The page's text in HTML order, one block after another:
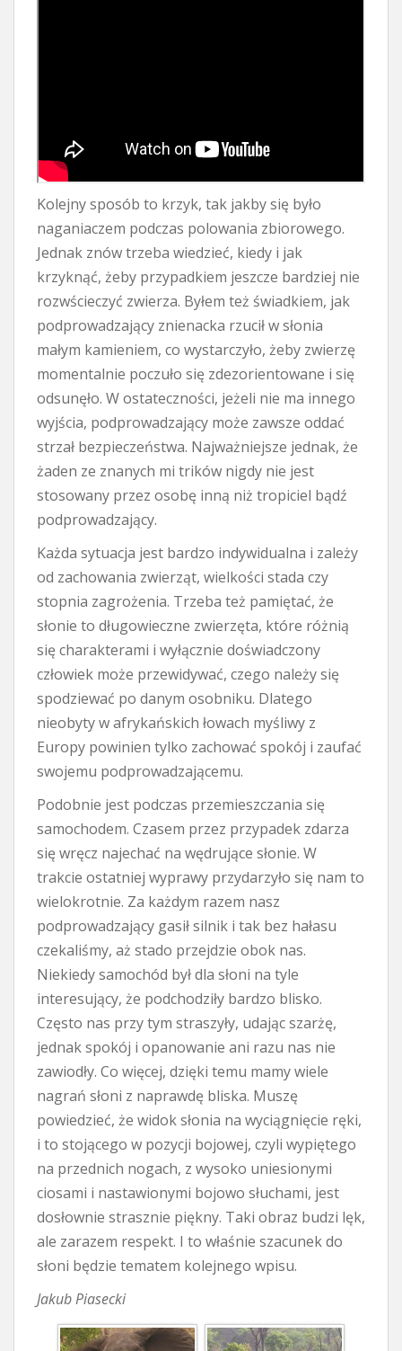
Kolejny sposób to krzyk, tak jakby się było
naganiaczem podczas polowania zbiorowego.
Jednak znów trzeba wiedzieć, kiedy i jak
krzyknąć, żeby przypadkiem jeszcze bardziej nie
rozwścieczyć zwierza. Byłem też świadkiem, jak
podprowadzający znienacka rzucił w słonia
małym kamieniem, co wystarczyło, żeby zwierzę
momentalnie poczuło się zdezorientowane i się
odsunęło. W ostateczności, jeżeli nie ma innego
wyjścia, podprowadzający może zawsze oddać
strzał bezpieczeństwa. Najważniejsze jednak, że
żaden ze znanych mi trików nigdy nie jest
stosowany przez osobę inną niż tropiciel bądź
podprowadzający.
Każda sytuacja jest bardzo indywidualna i zależy
od zachowania zwierząt, wielkości stada czy
stopnia zagrożenia. Trzeba też pamiętać, że
słonie to długowieczne zwierzęta, które różnią
się charakterami i wyłącznie doświadczony
człowiek może przewidywać, czego należy się
spodziewać po danym osobniku. Dlatego
nieobyty w afrykańskich łowach myśliwy z
Europy powinien tylko zachować spokój i zaufać
swojemu podprowadzającemu.
Podobnie jest podczas przemieszczania się
samochodem. Czasem przez przypadek zdarza
się wręcz najechać na wędrujące słonie. W
trakcie ostatniej wyprawy przydarzyło się nam to
wielokrotnie. Za każdym razem nasz
podprowadzający gasił silnik i tak bez hałasu
czekaliśmy, aż stado przejdzie obok nas.
Niekiedy samochód był dla słoni na tyle
interesujący, że podchodziły bardzo blisko.
Często nas przy tym straszyły, udając szarżę,
jednak spokój i opanowanie ani razu nas nie
zawiodły. Co więcej, dzięki temu mamy wiele
nagrań słoni z naprawdę bliska. Muszę
powiedzieć, że widok słonia na wyciągnięcie ręki,
i to stojącego w pozycji bojowej, czyli wypiętego
na przednich nogach, z wysoko uniesionymi
ciosami i nastawionymi bojowo słuchami, jest
dosłownie strasznie piękny. Taki obraz budzi lęk,
ale zarazem respekt. I to właśnie szacunek do
słoni będzie tematem kolejnego wpisu.
Jakub Piasecki